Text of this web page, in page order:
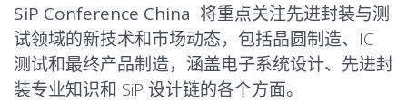
SiP Conference China 将重点关注先进封装与测
试领域的新技术和市场动态，包括晶圆制造、IC
测试和最终产品制造，涵盖电子系统设计、先进封
装专业知识和 SiP 设计链的各个方面。